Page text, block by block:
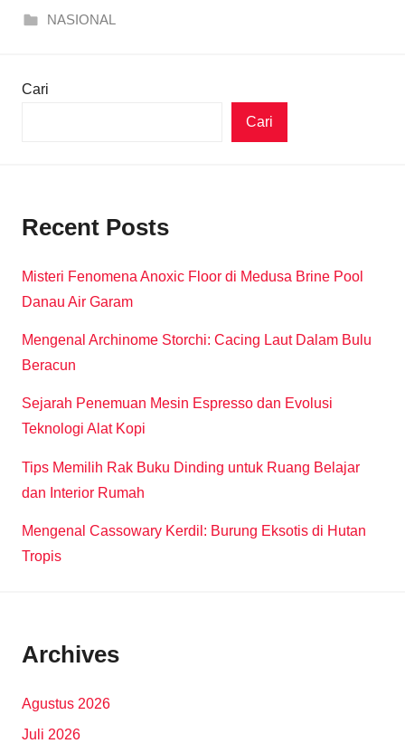
NASIONAL
Cari
Cari
Recent Posts
Misteri Fenomena Anoxic Floor di Medusa Brine Pool
Danau Air Garam
Mengenal Archinome Storchi: Cacing Laut Dalam Bulu
Beracun
Sejarah Penemuan Mesin Espresso dan Evolusi
Teknologi Alat Kopi
Tips Memilih Rak Buku Dinding untuk Ruang Belajar
dan Interior Rumah
Mengenal Cassowary Kerdil: Burung Eksotis di Hutan
Tropis
Archives
Agustus 2026
Juli 2026